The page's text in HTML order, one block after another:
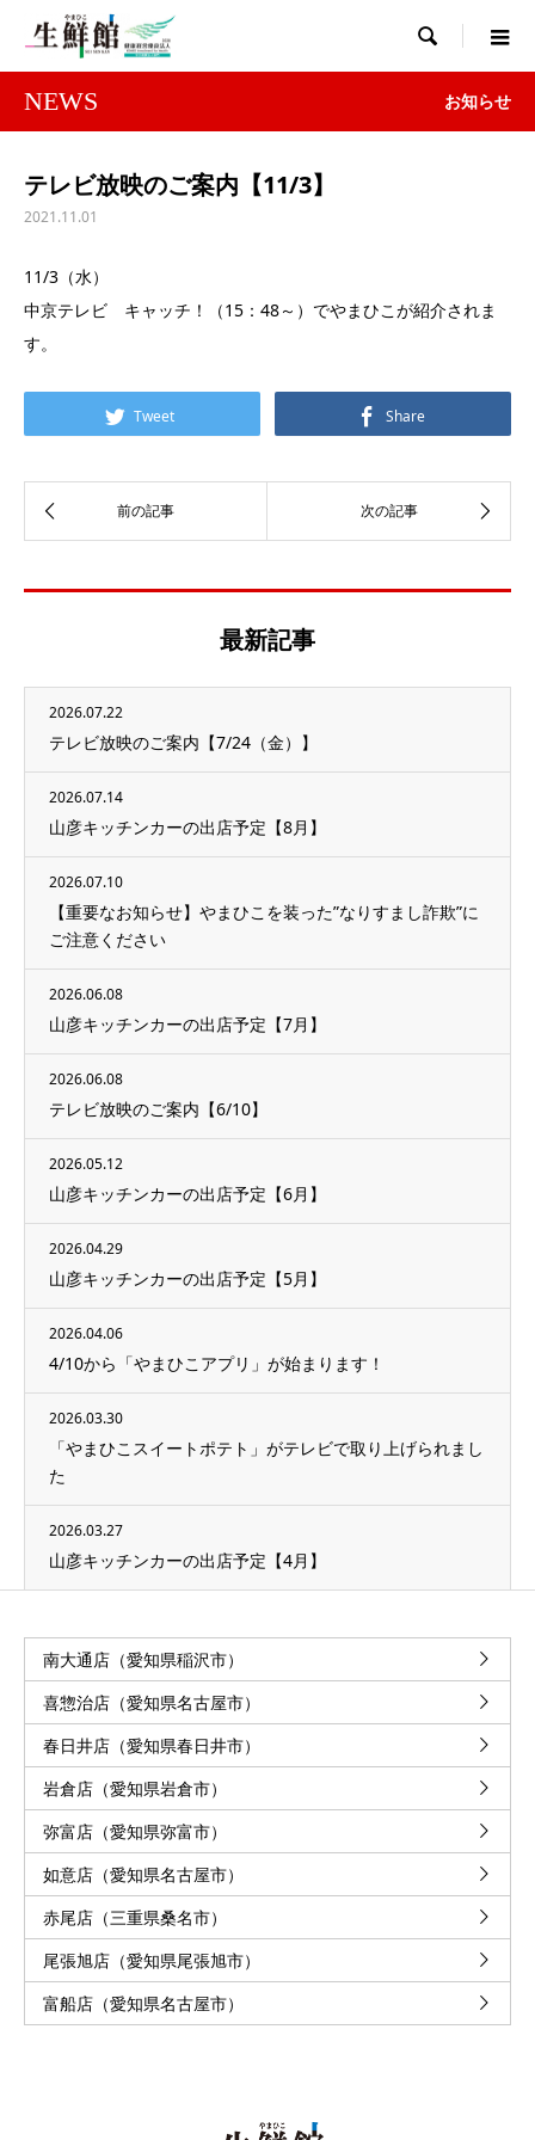

NEWS お知らせ
テレビ放映のご案内【11/3】
2021.11.01
11/3（水）
中京テレビ キャッチ！（15：48～）でやまひこが紹介されま
す。
Tweet Share
最新記事
2026.07.22
テレビ放映のご案内【7/24（金）】
2026.07.14
山彦キッチンカーの出店予定【8月】
2026.07.10
【重要なお知らせ】やまひこを装った”なりすまし詐欺”に
ご注意ください
2026.06.08
山彦キッチンカーの出店予定【7月】
2026.06.08
テレビ放映のご案内【6/10】
2026.05.12
山彦キッチンカーの出店予定【6月】
2026.04.29
山彦キッチンカーの出店予定【5月】
2026.04.06
4/10から「やまひこアプリ」が始まります！
2026.03.30
「やまひこスイートポテト」がテレビで取り上げられまし
た
2026.03.27
山彦キッチンカーの出店予定【4月】
南大通店（愛知県稲沢市）
喜惣治店（愛知県名古屋市）
春日井店（愛知県春日井市）
岩倉店（愛知県岩倉市）
弥富店（愛知県弥富市）
如意店（愛知県名古屋市）
赤尾店（三重県桑名市）
尾張旭店（愛知県尾張旭市）
富船店（愛知県名古屋市）